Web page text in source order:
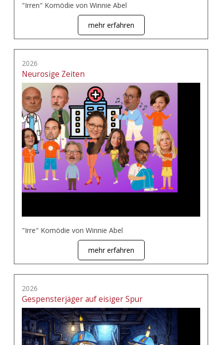
"Irren" Komödie von Winnie Abel
mehr erfahren
2026
Neurosige Zeiten
"Irre" Komödie von Winnie Abel
mehr erfahren
2026
Gespensterjäger auf eisiger Spur